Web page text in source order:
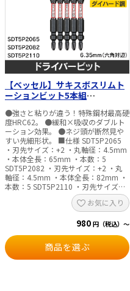
【ベッセル】サキスボスリムト
ーションビット5本組
SDT5P2110
●強さと粘りが違う！特殊鋼材最高硬
度HRC62。 ●緩和×吸収のダブルト
ーション効果。 ●ネジ頭が断然見や
すい先細形状。 ■仕様 SDT5P2065
・刃先サイズ：+2 ・丸軸径：4.5mm
・本体全長：65mm ・本数：5
SDT5P2082 ・刃先サイズ：+2 ・丸
軸径：4.5mm ・本体全長：82mm ・
本数：5 SDT5P2110 ・刃先サイズ：
+2 ・丸軸径：4.5mm ・本体全長：
お気に入り
980 円（税込）～
商品を選ぶ